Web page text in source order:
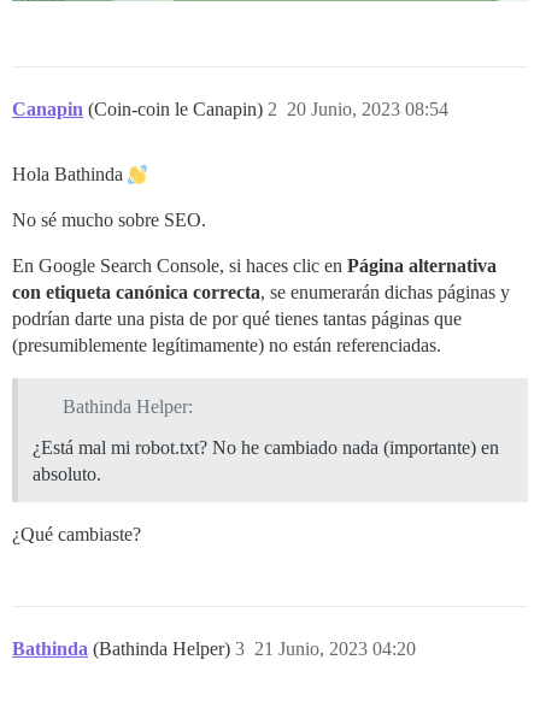
Canapin (Coin-coin le Canapin) 20 Junio, 2023 08:54
2
Hola Bathinda
No sé mucho sobre SEO.
En Google Search Console, si haces clic en Página alternativa
con etiqueta canónica correcta, se enumerarán dichas páginas y
podrían darte una pista de por qué tienes tantas páginas que
(presumiblemente legítimamente) no están referenciadas.
Bathinda Helper:
¿Está mal mi robot.txt? No he cambiado nada (importante) en
absoluto.
¿Qué cambiaste?
Bathinda (Bathinda Helper) 21 Junio, 2023 04:20
3